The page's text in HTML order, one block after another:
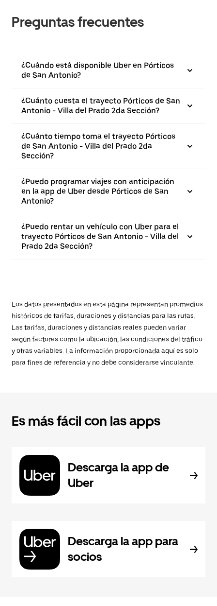
Preguntas frecuentes
¿Cuándo está disponible Uber en Pórticos
de San Antonio?
¿Cuánto cuesta el trayecto Pórticos de San
Antonio - Villa del Prado 2da Sección?
¿Cuánto tiempo toma el trayecto Pórticos
de San Antonio - Villa del Prado 2da
Sección?
¿Puedo programar viajes con anticipación
en la app de Uber desde Pórticos de San
Antonio?
¿Puedo rentar un vehículo con Uber para el
trayecto Pórticos de San Antonio - Villa del
Prado 2da Sección?
Los datos presentados en esta página representan promedios
históricos de tarifas, duraciones y distancias para las rutas.
Las tarifas, duraciones y distancias reales pueden variar
según factores como la ubicación, las condiciones del tráfico
y otras variables. La información proporcionada aquí es solo
para fines de referencia y no debe considerarse vinculante.
Es más fácil con las apps
Descarga la app de
Uber
Descarga la app para
socios